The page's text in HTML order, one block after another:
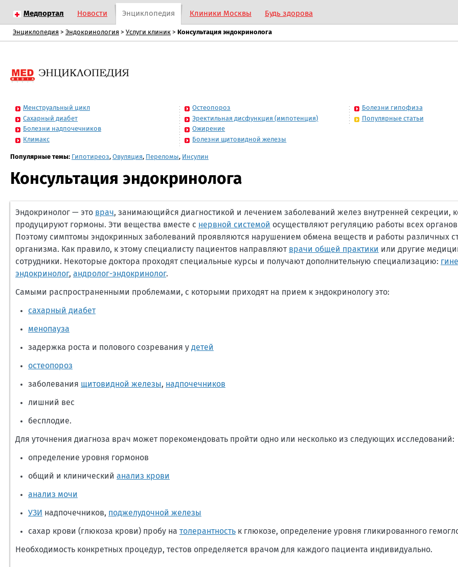
Медпортал Новости Энциклопедия Клиники Москвы Будь здорова
Энциклопедия > Эндокринология > Услуги клиник > Консультация эндокринолога
Менструальный цикл
Сахарный диабет
Болезни надпочечников
Климакс
Остеопороз
Эректильная дисфункция (импотенция)
Ожирение
Болезни щитовидной железы
Болезни гипофиза
Популярные статьи
Популярные темы: Гипотиреоз, Овуляция, Переломы, Инсулин
Консультация эндокринолога
Эндокринолог — это врач, занимающийся диагностикой и лечением заболеваний желез внутренней секреции,
продуцируют гормоны. Эти вещества вместе с нервной системой осуществляют регуляцию работы всех
Поэтому симптомы эндокринных заболеваний проявляются нарушением обмена веществ и работы различных
организма. Как правило, к этому специалисту пациентов направляют врачи общей практики или другие
сотрудники. Некоторые доктора проходят специальные курсы и получают дополнительную специализацию:
эндокринолог, андролог-эндокринолог.
Самыми распространенными проблемами, с которыми приходят на прием к эндокринологу это:
сахарный диабет
менопауза
задержка роста и полового созревания у детей
остеопороз
заболевания щитовидной железы, надпочечников
лишний вес
бесплодие.
Для уточнения диагноза врач может порекомендовать пройти одно или несколько из следующих исследований:
определение уровня гормонов
общий и клинический анализ крови
анализ мочи
УЗИ надпочечников, поджелудочной железы
сахар крови (глюкоза крови) пробу на толерантность к глюкозе, определение уровня гликированного
Необходимость конкретных процедур, тестов определяется врачом для каждого пациента индивидуально.